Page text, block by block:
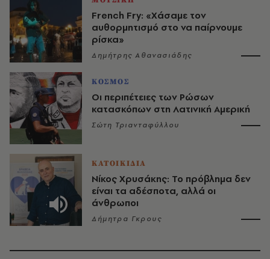
French Fry: «Χάσαμε τον
αυθορμητισμό στο να παίρνουμε
ρίσκα»
Δημήτρης Αθανασιάδης
ΚΟΣΜΟΣ
Οι περιπέτειες των Ρώσων
κατασκόπων στη Λατινική Αμερική
Σώτη Τριανταφύλλου
ΚΑΤΟΙΚΙΔΙΑ
Νίκος Χρυσάκης: Το πρόβλημα δεν
είναι τα αδέσποτα, αλλά οι
άνθρωποι
Δήμητρα Γκρους